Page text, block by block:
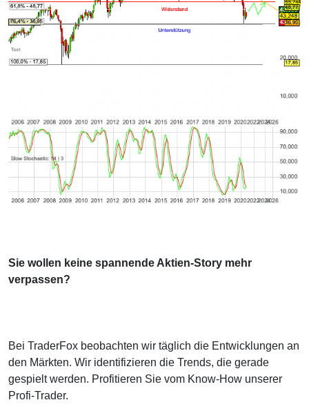
Sie wollen keine spannende Aktien-Story mehr
verpassen?
Bei TraderFox beobachten wir täglich die Entwicklungen an
den Märkten. Wir identifizieren die Trends, die gerade
gespielt werden. Profitieren Sie vom Know-How unserer
Profi-Trader.